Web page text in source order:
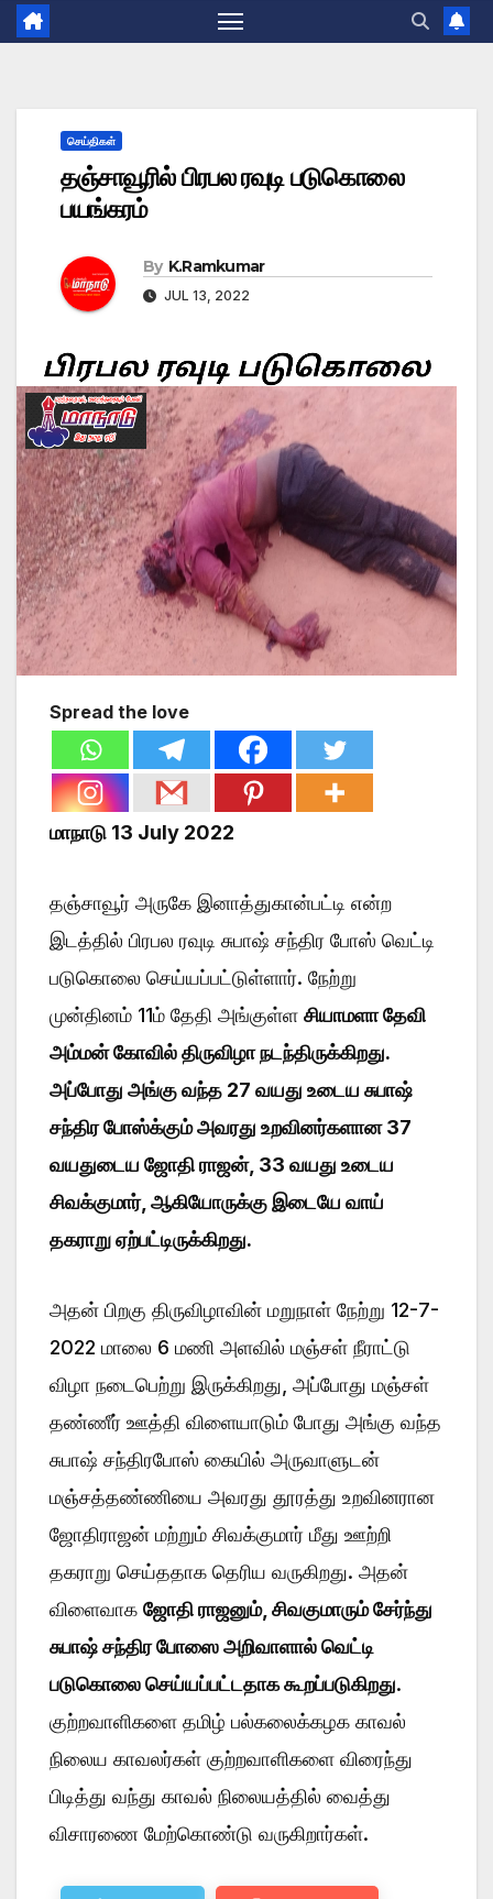
செய்திகள்
தஞ்சாவூரில் பிரபல ரவுடி படுகொலை
பயங்கரம்
By K.Ramkumar
JUL 13, 2022
Spread the love
மாநாடு 13 July 2022
தஞ்சாவூர் அருகே இனாத்துகான்பட்டி என்ற
இடத்தில் பிரபல ரவுடி சுபாஷ் சந்திர போஸ் வெட்டி
படுகொலை செய்யப்பட்டுள்ளார். நேற்று
முன்தினம் 11ம் தேதி அங்குள்ள சியாமளா தேவி
அம்மன் கோவில் திருவிழா நடந்திருக்கிறது.
அப்போது அங்கு வந்த 27 வயது உடைய சுபாஷ்
சந்திர போஸ்க்கும் அவரது உறவினர்களான 37
வயதுடைய ஜோதி ராஜன், 33 வயது உடைய
சிவக்குமார், ஆகியோருக்கு இடையே வாய்
தகராறு ஏற்பட்டிருக்கிறது.
அதன் பிறகு திருவிழாவின் மறுநாள் நேற்று 12-7-
2022 மாலை 6 மணி அளவில் மஞ்சள் நீராட்டு
விழா நடைபெற்று இருக்கிறது, அப்போது மஞ்சள்
தண்ணீர் ஊத்தி விளையாடும் போது அங்கு வந்த
சுபாஷ் சந்திரபோஸ் கையில் அருவாளுடன்
மஞ்சத்தண்ணியை அவரது தூரத்து உறவினரான
ஜோதிராஜன் மற்றும் சிவக்குமார் மீது ஊற்றி
தகராறு செய்ததாக தெரிய வருகிறது. அதன்
விளைவாக ஜோதி ராஜனும், சிவகுமாரும் சேர்ந்து
சுபாஷ் சந்திர போஸை அறிவாளால் வெட்டி
படுகொலை செய்யப்பட்டதாக கூறப்படுகிறது.
குற்றவாளிகளை தமிழ் பல்கலைக்கழக காவல்
நிலைய காவலர்கள் குற்றவாளிகளை விரைந்து
பிடித்து வந்து காவல் நிலையத்தில் வைத்து
விசாரணை மேற்கொண்டு வருகிறார்கள்.